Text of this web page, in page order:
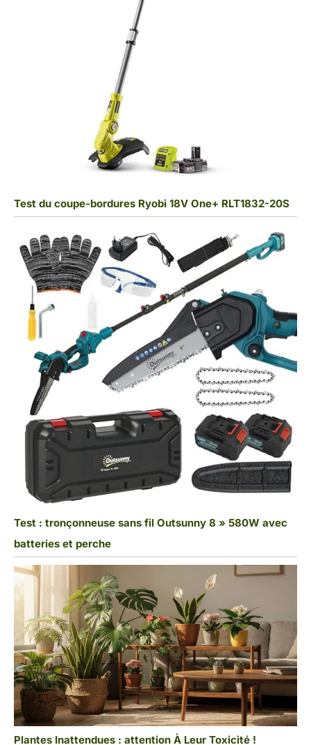
Test du coupe-bordures Ryobi 18V One+ RLT1832-20S
Test : tronçonneuse sans fil Outsunny 8 » 580W avec
batteries et perche
Plantes Inattendues : attention À Leur Toxicité !